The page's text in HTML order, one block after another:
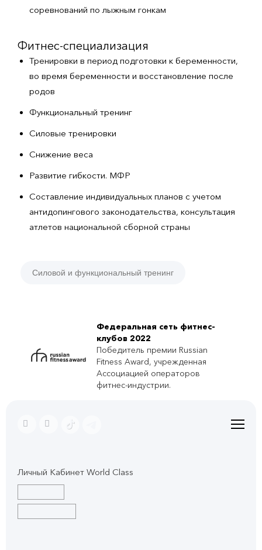
соревнований по лыжным гонкам
Фитнес-специализация
Тренировки в период подготовки к беременности,
во время беременности и восстановление после
родов
Функциональный тренинг
Силовые тренировки
Снижение веса
Развитие гибкости. МФР
Составление индивидуальных планов с учетом
антидопингового законодательства, консультация
атлетов национальной сборной страны
Силовой и функциональный тренинг
Федеральная сеть фитнес-
клубов 2022
Победитель премии Russian
Fitness Award, учрежденная
Ассоциацией операторов
фитнес-индустрии.
Личный Кабинет World Class